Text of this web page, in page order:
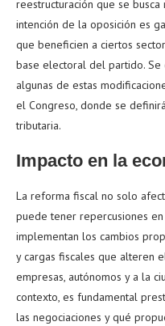
reestructuración que se
intención de la oposición es
que beneficien a ciertos
base electoral del partido.
algunas de estas
el Congreso, donde se
tributaria.
Impacto en la
La reforma fiscal no solo
puede tener repercusiones
implementan los cambios
y cargas fiscales que alteren
empresas, autónomos y a la
contexto, es fundamental
las negociaciones y qué